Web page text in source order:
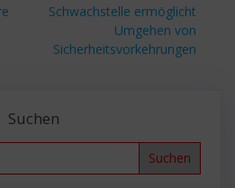
Schwachstelle ermöglicht
Umgehen von
Sicherheitsvorkehrungen
Suchen
Search